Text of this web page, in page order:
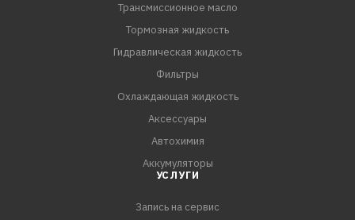
Трансмиссионное масло
Тормозная жидкость
Гидравлическая жидкость
Фильтры
Охлаждающая жидкость
Аксессуары
Автохимия
Аккумуляторы
УСЛУГИ
Запись на сервис